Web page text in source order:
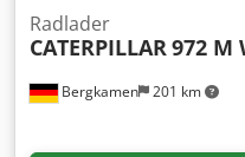
Bergkamen 201 km
Radlader
CATERPILLAR972 M